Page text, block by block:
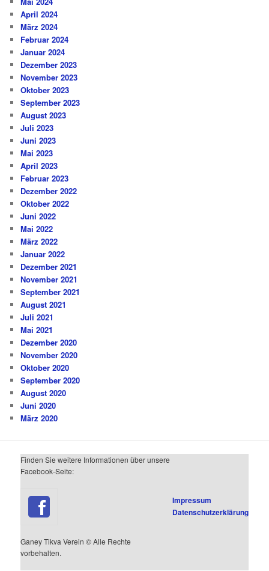
April 2024
März 2024
Februar 2024
Januar 2024
Dezember 2023
November 2023
Oktober 2023
September 2023
August 2023
Juli 2023
Juni 2023
Mai 2023
April 2023
Februar 2023
Dezember 2022
Oktober 2022
Juni 2022
Mai 2022
März 2022
Januar 2022
Dezember 2021
November 2021
September 2021
August 2021
Juli 2021
Mai 2021
Dezember 2020
November 2020
Oktober 2020
September 2020
August 2020
Juni 2020
März 2020
Finden Sie weitere Informationen über unsere
Facebook-Seite:
Ganey Tikva Verein © Alle Rechte
vorbehalten.
Impressum
Datenschutzerklärung